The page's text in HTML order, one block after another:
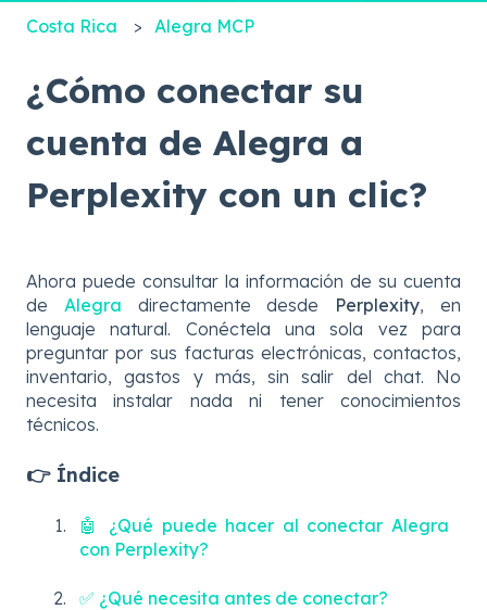
Costa Rica Alegra MCP
¿Cómo conectar su
cuenta de Alegra a
Perplexity con un clic?
Ahora puede consultar la información de su cuenta
de Alegra directamente desde Perplexity, en
lenguaje natural. Conéctela una sola vez para
preguntar por sus facturas electrónicas, contactos,
inventario, gastos y más, sin salir del chat. No
necesita instalar nada ni tener conocimientos
técnicos.
👉 Índice
🤖 ¿Qué puede hacer al conectar Alegra
con Perplexity?
✅ ¿Qué necesita antes de conectar?